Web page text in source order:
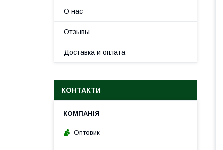
О нас
Отзывы
Доставка и оплата
КОНТАКТИ
Оптовик